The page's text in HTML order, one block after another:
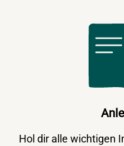
Hol dir alle wichtigen